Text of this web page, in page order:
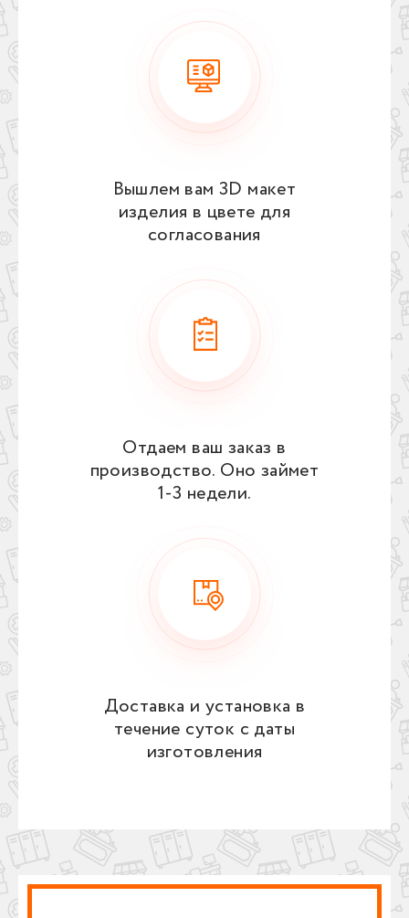
Вышлем вам 3D макет
изделия в цвете для
согласования
Отдаем ваш заказ в
производство. Оно займет
1‑3 недели.
Доставка и установка в
течение суток с даты
изготовления